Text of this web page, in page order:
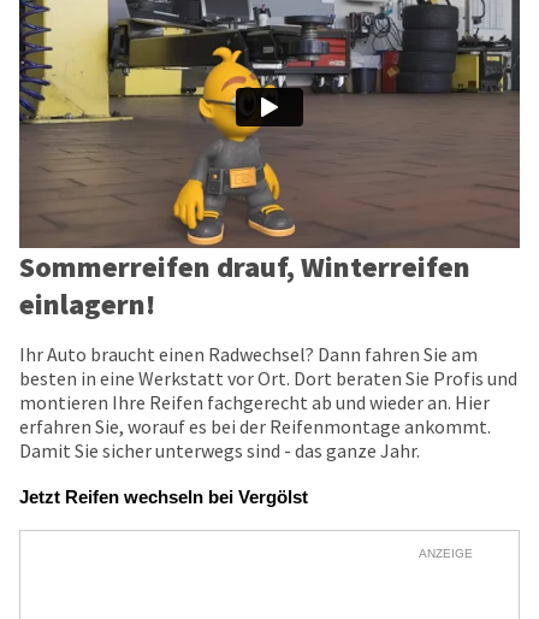
Sommerreifen drauf, Winterreifen
einlagern!
Ihr Auto braucht einen Radwechsel? Dann fahren Sie am
besten in eine Werkstatt vor Ort. Dort beraten Sie Profis und
montieren Ihre Reifen fachgerecht ab und wieder an. Hier
erfahren Sie, worauf es bei der Reifenmontage ankommt.
Damit Sie sicher unterwegs sind - das ganze Jahr.
Jetzt Reifen wechseln bei Vergölst
ANZEIGE